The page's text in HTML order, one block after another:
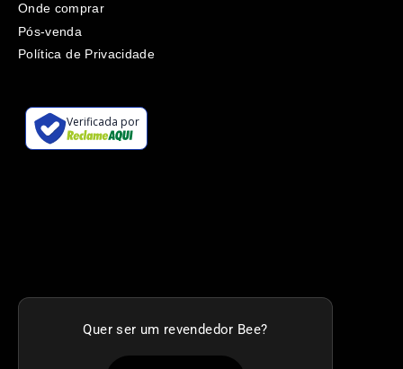
Onde comprar
Pós-venda
Política de Privacidade
Quer ser um revendedor Bee?